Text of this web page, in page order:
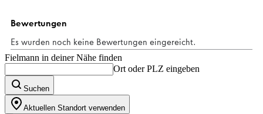
Fielmann in deiner Nähe finden
Ort oder PLZ eingeben
Suchen
Aktuellen Standort verwenden